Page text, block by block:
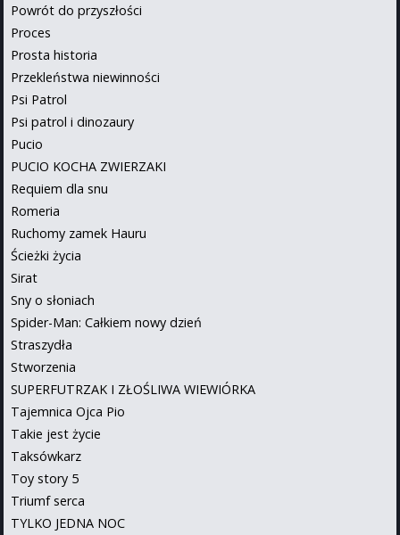
Powrót do przyszłości
Proces
Prosta historia
Przekleństwa niewinności
Psi Patrol
Psi patrol i dinozaury
Pucio
PUCIO KOCHA ZWIERZAKI
Requiem dla snu
Romeria
Ruchomy zamek Hauru
Ścieżki życia
Sirat
Sny o słoniach
Spider-Man: Całkiem nowy dzień
Straszydła
Stworzenia
SUPERFUTRZAK I ZŁOŚLIWA WIEWIÓRKA
Tajemnica Ojca Pio
Takie jest życie
Taksówkarz
Toy story 5
Triumf serca
TYLKO JEDNA NOC